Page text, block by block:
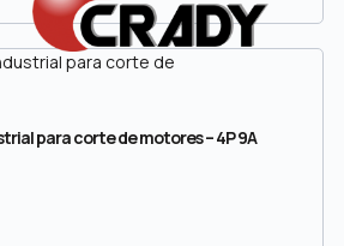
para corte de motores – 4P 9A